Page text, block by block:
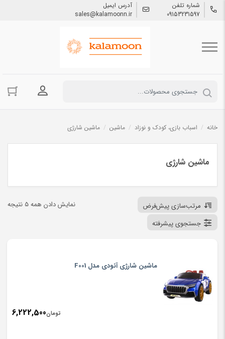
شماره تلفن
09153231597
آدرس ایمیل
sales@kalamoonn.ir
ورود به
خانه / اسباب بازی، کودک و نوزاد / ماشین / ماشین شارژی
ماشین شارژی
نمایش دادن همه 5 نتیجه
مرتب‌سازی پیش‌فرض
جستجوی پیشرفته
ماشین شارژی آئودی مدل F001
تومان6,222,500